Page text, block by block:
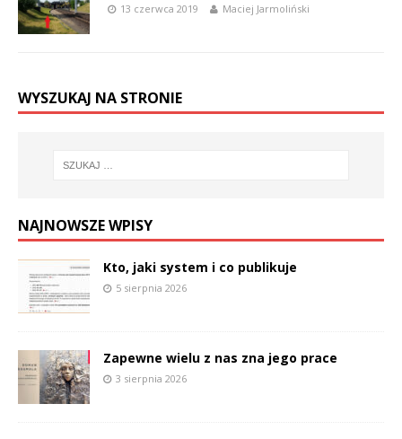
13 czerwca 2019 Maciej Jarmoliński
WYSZUKAJ NA STRONIE
NAJNOWSZE WPISY
Kto, jaki system i co publikuje
5 sierpnia 2026
Zapewne wielu z nas zna jego prace
3 sierpnia 2026